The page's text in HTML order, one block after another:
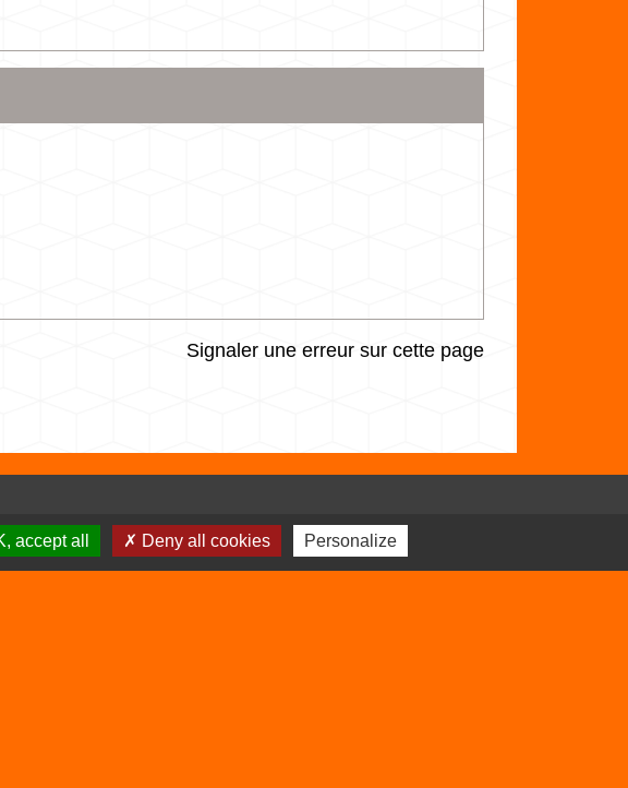
Signaler une erreur sur cette page
Sites utiles
accept all Deny all cookies Personalize